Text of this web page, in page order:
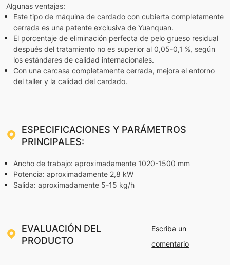
Algunas ventajas:
Este tipo de máquina de cardado con cubierta completamente
cerrada es una patente exclusiva de Yuanquan.
El porcentaje de eliminación perfecta de pelo grueso residual
después del tratamiento no es superior al 0,05-0,1 %, según
los estándares de calidad internacionales.
Con una carcasa completamente cerrada, mejora el entorno
del taller y la calidad del cardado.
ESPECIFICACIONES Y PARÁMETROS
PRINCIPALES:
Ancho de trabajo: aproximadamente 1020-1500 mm
Potencia: aproximadamente 2,8 kW
Salida: aproximadamente 5-15 kg/h
EVALUACIÓN DEL
PRODUCTO
Escriba un
comentario